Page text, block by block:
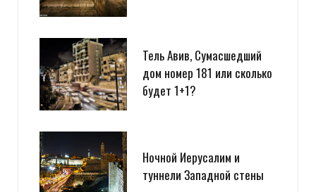
Тель Авив, Сумасшедший
дом номер 181 или сколько
будет 1+1?
Ночной Иерусалим и
туннели Западной стены